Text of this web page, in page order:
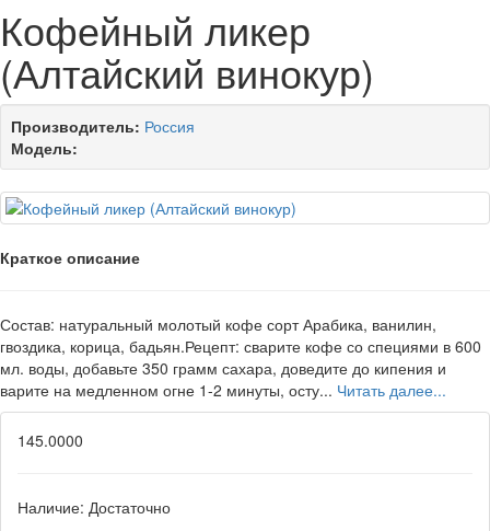
Кофейный ликер
(Алтайский винокур)
Производитель: Россия
Модель:
Краткое описание
Состав: натуральный молотый кофе сорт Арабика, ванилин,
гвоздика, корица, бадьян.Рецепт: сварите кофе со специями в 600
мл. воды, добавьте 350 грамм сахара, доведите до кипения и
варите на медленном огне 1-2 минуты, осту... Читать далее...
145.0000
Наличие: Достаточно